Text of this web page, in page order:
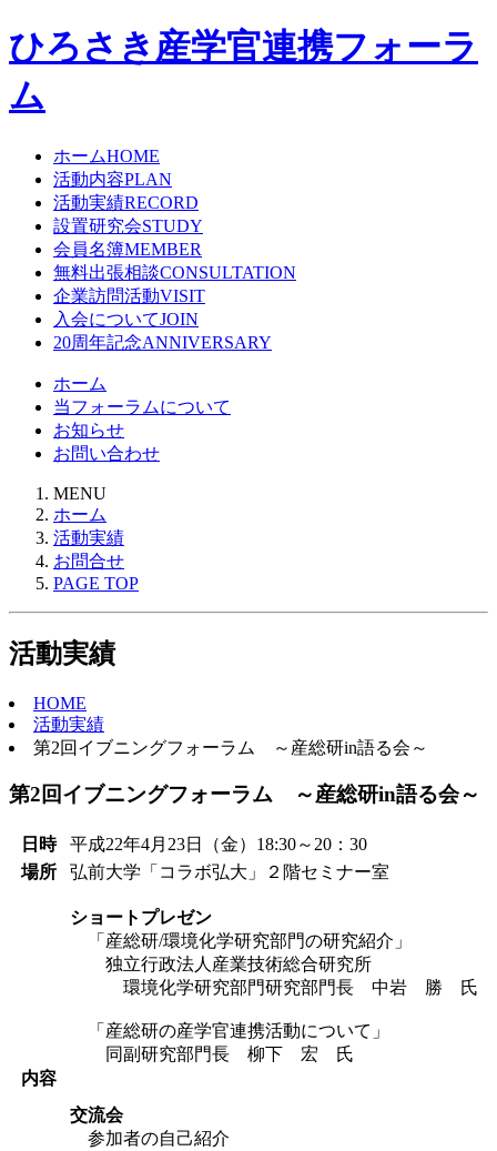
ひろさき産学官連携フォーラ
ム
ホームHOME
活動内容PLAN
活動実績RECORD
設置研究会STUDY
会員名簿MEMBER
無料出張相談CONSULTATION
企業訪問活動VISIT
入会についてJOIN
20周年記念ANNIVERSARY
ホーム
当フォーラムについて
お知らせ
お問い合わせ
MENU
ホーム
活動実績
お問合せ
PAGE TOP
活動実績
HOME
活動実績
第2回イブニングフォーラム ～産総研in語る会～
第2回イブニングフォーラム ～産総研in語る会～
日時
平成22年4月23日（金）18:30～20：30
場所
弘前大学「コラボ弘大」２階セミナー室
内容
ショートプレゼン
「産総研/環境化学研究部門の研究紹介」
独立行政法人産業技術総合研究所
環境化学研究部門研究部門長 中岩 勝 氏
「産総研の産学官連携活動について」
同副研究部門長 柳下 宏 氏
交流会
参加者の自己紹介